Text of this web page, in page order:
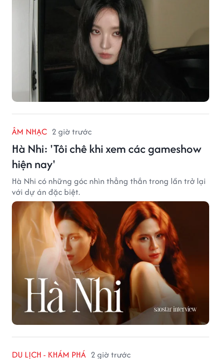
ÂM NHẠC 2 giờ trước
Hà Nhi: 'Tôi chê khi xem các gameshow
hiện nay'
Hà Nhi có những góc nhìn thẳng thắn trong lần trở lại
với dự án đặc biệt.
DU LỊCH - KHÁM PHÁ 2 giờ trước